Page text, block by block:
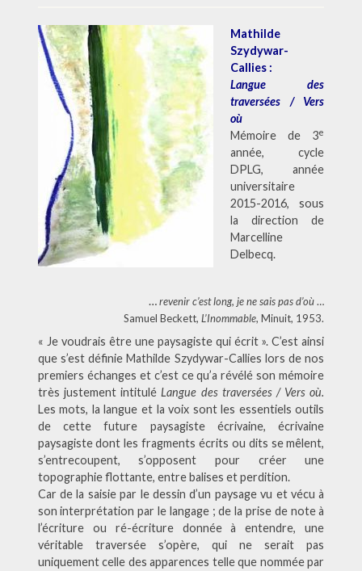
Mathilde
Szydywar-
Callies :
Langue des
traversées / Vers
où
Mémoire de 3e
année, cycle
DPLG, année
universitaire
2015-2016, sous
la direction de
Marcelline
Delbecq.
…revenir c’est long, je ne sais pas d’où…
Samuel Beckett,L’Inommable, Minuit, 1953.
« Je voudrais être une paysagiste qui écrit ». C’est ainsi
que s’est définie Mathilde Szydywar-Callies lors de nos
premiers échanges et c’est ce qu’a révélé son mémoire
très justement intitulé Langue des traversées / Vers où.
Les mots, la langue et la voix sont les essentiels outils
de cette future paysagiste écrivaine, écrivaine
paysagiste dont les fragments écrits ou dits se mêlent,
s’entrecoupent, s’opposent pour créer une
topographie flottante, entre balises et perdition.
Car de la saisie par le dessin d’un paysage vu et vécu à
son interprétation par le langage ; de la prise de note à
l’écriture ou ré-écriture donnée à entendre, une
véritable traversée s’opère, qui ne serait pas
uniquement celle des apparences telle que nommée par